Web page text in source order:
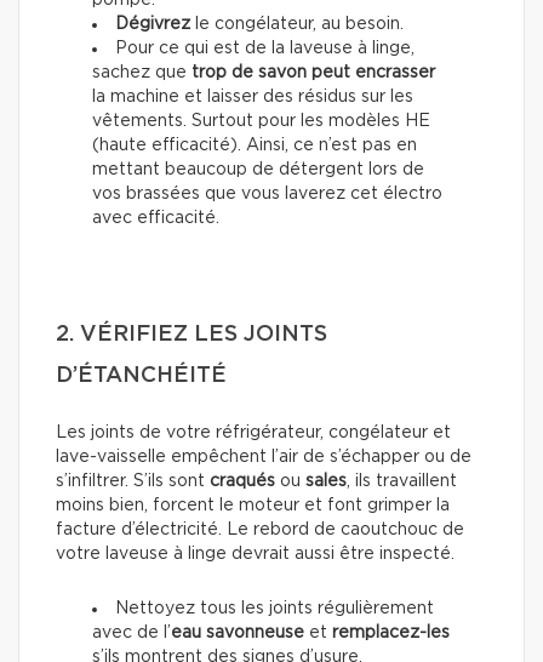
Dégivrez le congélateur, au besoin.
Pour ce qui est de la laveuse à linge,
sachez que trop de savon peut encrasser
la machine et laisser des résidus sur les
vêtements. Surtout pour les modèles HE
(haute efficacité). Ainsi, ce n’est pas en
mettant beaucoup de détergent lors de
vos brassées que vous laverez cet électro
avec efficacité.
2. VÉRIFIEZ LES JOINTS
D’ÉTANCHÉITÉ
Les joints de votre réfrigérateur, congélateur et
lave-vaisselle empêchent l’air de s’échapper ou de
s’infiltrer. S’ils sont craqués ou sales, ils travaillent
moins bien, forcent le moteur et font grimper la
facture d’électricité. Le rebord de caoutchouc de
votre laveuse à linge devrait aussi être inspecté.
Nettoyez tous les joints régulièrement
avec de l’eau savonneuse et remplacez-les
s’ils montrent des signes d’usure.